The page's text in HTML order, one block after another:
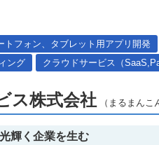
トフォン、タブレット用アプリ開発
ング クラウドサービス（
ス株式会社 （まるまんこ
輝く企業を生む